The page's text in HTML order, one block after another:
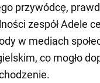
przywódcę,
zespół Adele
w mediach
co mogło